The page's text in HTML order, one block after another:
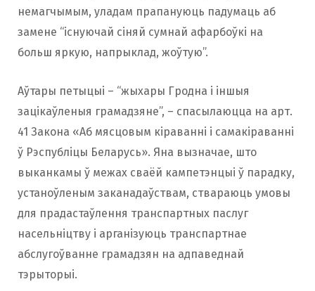
немагчымым, уладам прапануюць падумаць аб
замене “існуючай сіняй сумнай афарбоўкі на
больш яркую, напрыклад, жоўтую”.
Аўтары петыцыі – “жыхары Гродна і іншыя
зацікаўленыя грамадзяне”, – спасылаюцца на арт.
41 Закона «Аб мясцовым кіраванні і самакіраванні
ў Рэспубліцы Беларусь». Яна вызначае, што
выканкамы ў межах сваёй кампетэнцыі ў парадку,
устаноўленым заканадаўствам, ствараюць умовы
для прадастаўлення транспартных паслуг
насельніцтву і арганізуюць транспартнае
абслугоўванне грамадзян на адпаведнай
тэрыторыі.